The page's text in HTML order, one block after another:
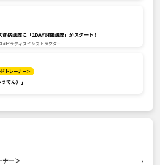
資格講座に「1DAY対面講座」がスタート！
#ピラティスインストラクター
トレーナー＞
てん）」
ナー＞ ›